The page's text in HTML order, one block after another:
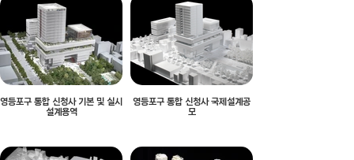
영등포구 통합 신청사 기본 및 실시
설계용역
영등포구 통합 신청사 국제설계공
모